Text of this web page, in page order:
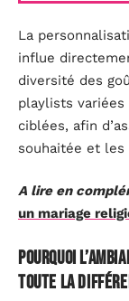
La
influe
diversité des
playlists
ciblées, afin
souhaitée et les
A lire en
un mariage
Pourquoi
toute la